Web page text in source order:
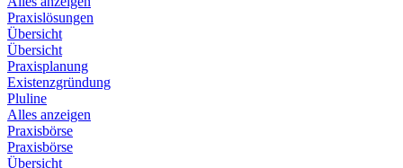
Praxislösungen
Übersicht
Übersicht
Praxisplanung
Existenzgründung
Pluline
Alles anzeigen
Praxisbörse
Praxisbörse
Übersicht